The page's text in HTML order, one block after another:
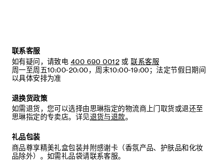
联系客服
如有疑问，请致电 400 690 0012 或 联系客服
周一至周五10:00-20:00，周末10:00-19:00；法定节假日期间
以具体安排为准
退换货政策
如需退货，您可以选择由思琳指定的物流商上门取货或退还至
思琳指定的专卖店。详见退货与退款。
礼品包装
商品尊享精美礼盒包装并附感谢卡（香氛产品、护肤品和化妆
品除外）。如需礼品袋请联系客服。